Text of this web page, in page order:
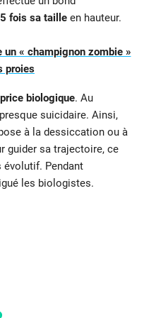
fois sa taille en hauteur.
« champignon zombie »
proies
biologique. Au
suicidaire. Ainsi,
à la dessiccation ou à
guider sa trajectoire, ce
évolutif. Pendant
les biologistes.